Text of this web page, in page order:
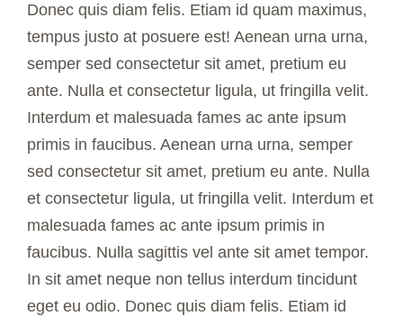
Donec quis diam felis. Etiam id quam maximus,
tempus justo at posuere est! Aenean urna urna,
semper sed consectetur sit amet, pretium eu
ante. Nulla et consectetur ligula, ut fringilla velit.
Interdum et malesuada fames ac ante ipsum
primis in faucibus. Aenean urna urna, semper
sed consectetur sit amet, pretium eu ante. Nulla
et consectetur ligula, ut fringilla velit. Interdum et
malesuada fames ac ante ipsum primis in
faucibus. Nulla sagittis vel ante sit amet tempor.
In sit amet neque non tellus interdum tincidunt
eget eu odio. Donec quis diam felis. Etiam id